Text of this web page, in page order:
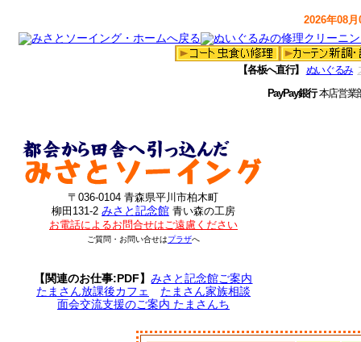
2026年08
【各板へ直行】 ぬいぐるみ
PayPay銀行本店営
〒036-0104 青森県平川市柏木町
柳田131-2 みさと記念館 青い森の工房
お電話によるお問合せはご遠慮ください
ご質問・お問い合せはプラザへ
【関連のお仕事:PDF】みさと記念館ご案内
たまさん放課後カフェ
たまさん家族相談
面会交流支援のご案内 たまさんち